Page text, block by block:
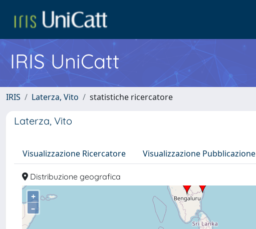
IRIS UniCatt
IRIS Laterza, Vito statistiche ricercatore
Laterza, Vito
Visualizzazione Ricercatore Visualizzazione Pubblicazione
Distribuzione geografica
+
–